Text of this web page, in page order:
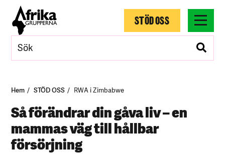
STÖD OSS
Hem STÖD OSS RWA i Zimbabwe
Så förändrar din gåva liv – en
mammas väg till hållbar
försörjning